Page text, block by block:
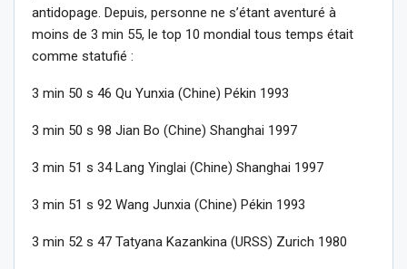
antidopage. Depuis, personne ne s’étant aventuré à
moins de 3 min 55, le top 10 mondial tous temps était
comme statufié :
3 min 50 s 46 Qu Yunxia (Chine) Pékin 1993
3 min 50 s 98 Jian Bo (Chine) Shanghai 1997
3 min 51 s 34 Lang Yinglai (Chine) Shanghai 1997
3 min 51 s 92 Wang Junxia (Chine) Pékin 1993
3 min 52 s 47 Tatyana Kazankina (URSS) Zurich 1980